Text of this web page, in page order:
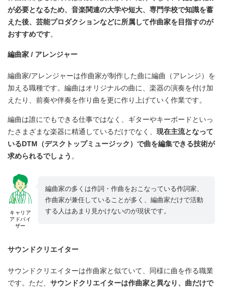
が必要となるため、音楽関連の大学や短大、専門学校で知識を蓄
えた後、芸能プロダクションなどに所属して作曲家を目指すのが
おすすめです。
編曲家 / アレンジャー
編曲家/アレンジャーは作曲家が制作した曲に編曲（アレンジ）を
加える職種です。編曲はオリジナルの曲に、楽器の演奏を付け加
えたり、前奏や伴奏を作り曲を更に作り上げていく作業です。
編曲は誰にでもできる仕事ではなく、ギターやキーボードといっ
たさまざまな楽器に精通しているだけでなく、 現在主流となって
いるDTM（デスクトップミュージック）で曲を編集できる技術が
求められるでしょう 。
キャリア
アドバイ
ザー
編曲家の多くは作詞・作曲をおこなっている作詞家、
作曲家が兼任していることが多く、編曲家だけで活動
する人はあまり見かけないのが現状です。
サウンドクリエイター
サウンドクリエイターは作曲家と似ていて、同様に曲を作る職業
です。ただ、 サウンドクリエイターは作曲家と異なり、曲だけで